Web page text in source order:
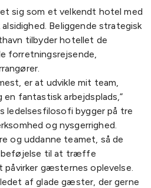
sig som et velkendt hotel med
Beliggende strategisk
tilbyder hotellet de
forretningsrejsende,
er at udvikle mit team,
en fantastisk arbejdsplads,”
ledelsesfilosofi bygger på tre
og nysgerrighed.
og uddanne teamet, så de
beføjelse til at træffe
gæsternes oplevelse.
af glade gæster, der gerne